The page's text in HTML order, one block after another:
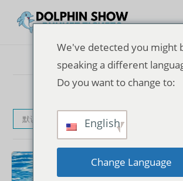
默认产品排序
We've detected you might
speaking a different
Do you want to change to:
English
Change Language